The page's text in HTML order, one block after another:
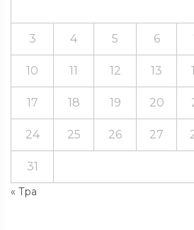
« Тра
3 4 5 6
10 11 12 13
17 18 19 20
24 25 26 27
31